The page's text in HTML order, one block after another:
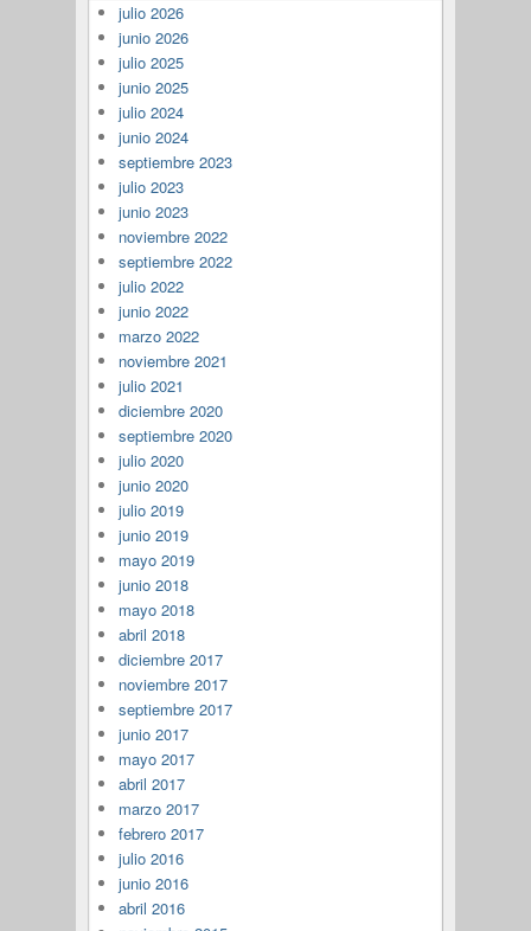
julio 2026
junio 2026
julio 2025
junio 2025
julio 2024
junio 2024
septiembre 2023
julio 2023
junio 2023
noviembre 2022
septiembre 2022
julio 2022
junio 2022
marzo 2022
noviembre 2021
julio 2021
diciembre 2020
septiembre 2020
julio 2020
junio 2020
julio 2019
junio 2019
mayo 2019
junio 2018
mayo 2018
abril 2018
diciembre 2017
noviembre 2017
septiembre 2017
junio 2017
mayo 2017
abril 2017
marzo 2017
febrero 2017
julio 2016
junio 2016
abril 2016